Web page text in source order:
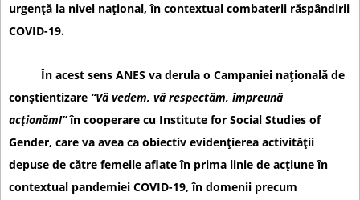
urgență la nivel național, în contextual combaterii răspândirii
COVID-19.
În acest sens ANES va derula o Campaniei națională de
conștientizare “Vă vedem, vă respectăm, împreună
acționăm!”în cooperare cu Institute for Social Studies of
Gender, care va avea ca obiectiv evidențierea activității
depuse de către femeile aflate în prima linie de acțiune în
contextual pandemiei COVID-19, în domenii precum